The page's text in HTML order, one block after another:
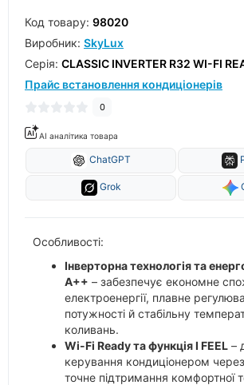
Код товару: 98020
Виробник: SkyLux
Серiя: CLASSIC INVERTER R32 WI-FI
Прайс встановлення кондиціонерів
0
AI аналітика товара
ChatGPT
Grok
Особливості:
Інверторна технологія та
A++ – забезпечує економне
електроенергії, плавне
потужності й стабільну
коливань.
Wi-Fi Ready та функція I FEEL –
керування кондиціонером
точне підтримання комфортної